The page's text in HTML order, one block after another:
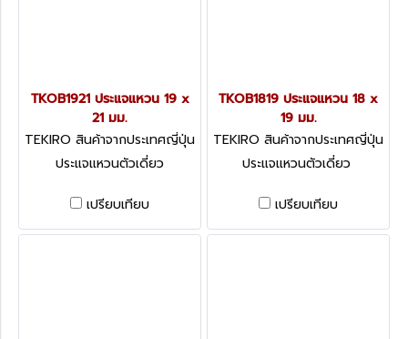
TKOB1921 ประแจแหวน 19 x
21 มม.
TEKIRO สินค้าจากประเทศญี่ปุ่น
TKOB1921
ประแจแหวนตัวเดี่ยว
เปรียบเทียบ
TKOB1819 ประแจแหวน 18 x
19 มม.
TEKIRO สินค้าจากประเทศญี่ปุ่น
TKOB1819
ประแจแหวนตัวเดี่ยว
เปรียบเทียบ